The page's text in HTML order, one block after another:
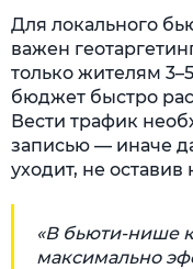
Для локального
важен
только жителям
бюджет быстро
Вести трафик
записью — иначе
уходит, не оставив
«В бьюти-нише
максимально